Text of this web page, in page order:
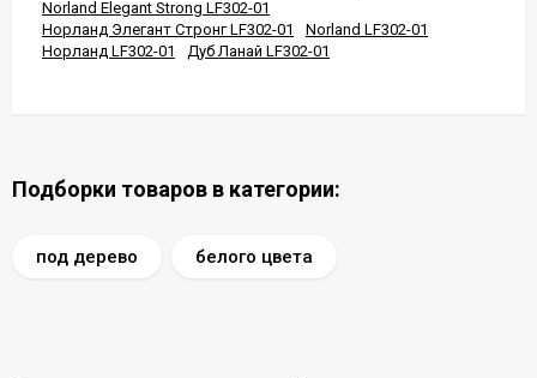
Norland Elegant Strong LF302-01
Норланд Элегант Стронг LF302-01
Norland LF302-01
Норланд LF302-01
Дуб Ланай LF302-01
Подборки товаров в категории:
под дерево белого цвета